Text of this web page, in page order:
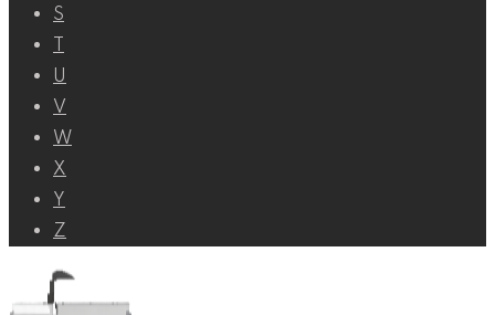
S
U
V
W
X
Y
Z